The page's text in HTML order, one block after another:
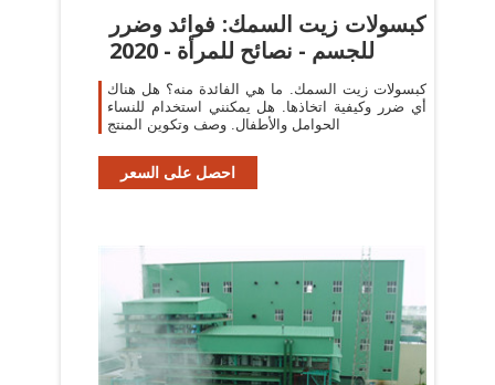
كبسولات زيت السمك: فوائد وضرر
للجسم - نصائح للمرأة - 2020
كبسولات زيت السمك. ما هي الفائدة منه؟ هل هناك
أي ضرر وكيفية اتخاذها. هل يمكنني استخدام للنساء
الحوامل والأطفال. وصف وتكوين المنتج
احصل على السعر